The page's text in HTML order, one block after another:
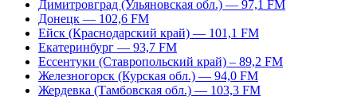
Димитровград (Ульяновская обл.) — 97,1 FM
Донецк — 102,6 FM
Ейск (Краснодарский край) — 101,1 FM
Екатеринбург — 93,7 FM
Ессентуки (Ставропольский край) – 89,2 FM
Железногорск (Курская обл.) — 94,0 FM
Жердевка (Тамбовская обл.) — 103,3 FM